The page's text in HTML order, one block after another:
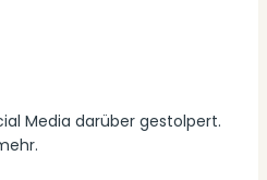
Media darüber gestolpert.